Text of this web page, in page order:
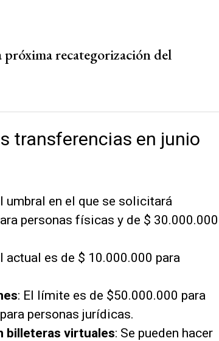
próxima recategorización del
transferencias en junio
umbral en el que se solicitará
personas físicas y de $ 30.000.000
actual es de $ 10.000.000 para
: El límite es de $50.000.000 para
personas jurídicas.
billeteras virtuales: Se pueden hacer